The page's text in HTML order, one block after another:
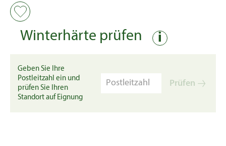
Winterhärte prüfen i
Geben Sie Ihre
Postleitzahl ein und
prüfen Sie Ihren
Standort auf Eignung
Prüfen